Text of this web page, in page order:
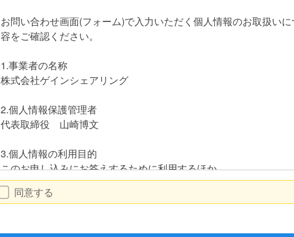
お問い合わせ画面(フォーム)で入力いただく個人情報のお取扱い
容をご確認ください。
1.事業者の名称
株式会社ゲインシェアリング
2.個人情報保護管理者
代表取締役 山崎博文
3.個人情報の利用目的
このお申し込みにお答えするために利用するほか、
お客さまへのサービス向上のための検討材料として利用いたしま
同意する